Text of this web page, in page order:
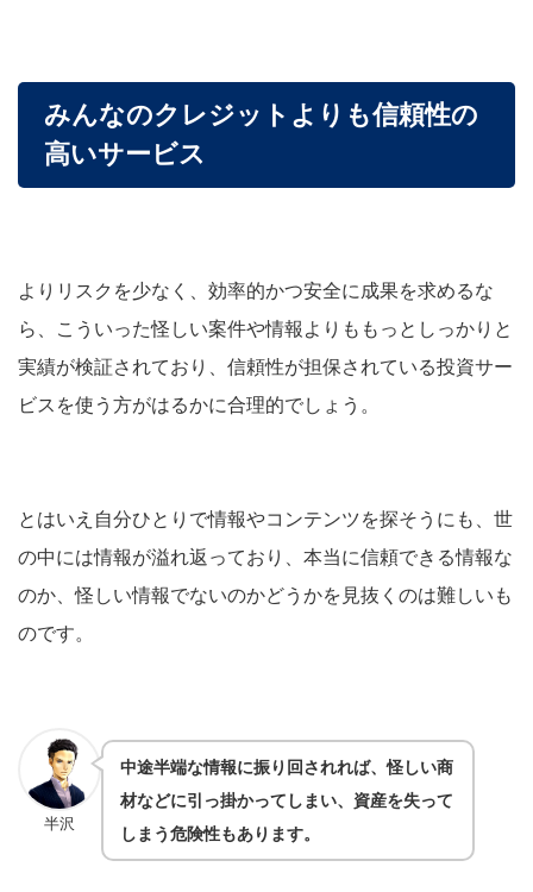
みんなのクレジットよりも信頼性の
高いサービス
よりリスクを少なく、効率的かつ安全に成果を求めるな
ら、こういった怪しい案件や情報よりももっとしっかりと
実績が検証されており、信頼性が担保されている投資サー
ビスを使う方がはるかに合理的でしょう。
とはいえ自分ひとりで情報やコンテンツを探そうにも、世
の中には情報が溢れ返っており、本当に信頼できる情報な
のか、怪しい情報でないのかどうかを見抜くのは難しいも
のです。
半沢
中途半端な情報に振り回されれば、怪しい商
材などに引っ掛かってしまい、資産を失って
しまう危険性もあります。